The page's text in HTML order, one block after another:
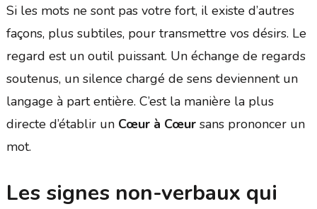
Si les mots ne sont pas votre fort, il existe d’autres
façons, plus subtiles, pour transmettre vos désirs. Le
regard est un outil puissant. Un échange de regards
soutenus, un silence chargé de sens deviennent un
langage à part entière. C’est la manière la plus
directe d’établir un Cœur à Cœursans prononcer un
mot.
Les signes non-verbaux qui